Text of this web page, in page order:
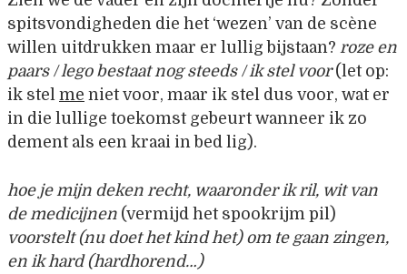
spitsvondigheden die het ‘wezen’ van de scène
willen uitdrukken maar er lullig bijstaan? roze en
paars / lego bestaat nog steeds / ik stel voor(let op:
ik stel me niet voor, maar ik stel dus voor, wat er
in die lullige toekomst gebeurt wanneer ik zo
dement als een kraai in bed lig).
hoe je mijn deken recht, waaronder ik ril, wit van
de medicijnen (vermijd het spookrijm pil)
voorstelt (nu doet het kind het) om te gaan zingen,
en ik hard (hardhorend…)